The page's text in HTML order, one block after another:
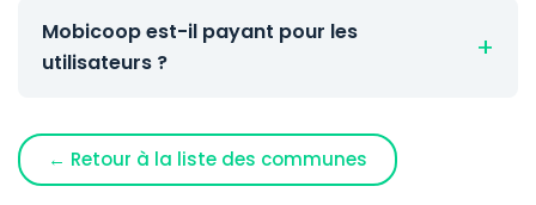
Mobicoop est-il payant pour les
utilisateurs ?
← Retour à la liste des communes